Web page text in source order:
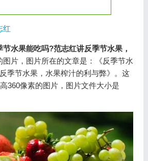
红
节水果能吃吗?范志红讲反季节水果，
图片，图片所在的文章是：《反季节水
季节水果，水果榨汁的利与弊》。这
360像素的图片，图片文件大小是